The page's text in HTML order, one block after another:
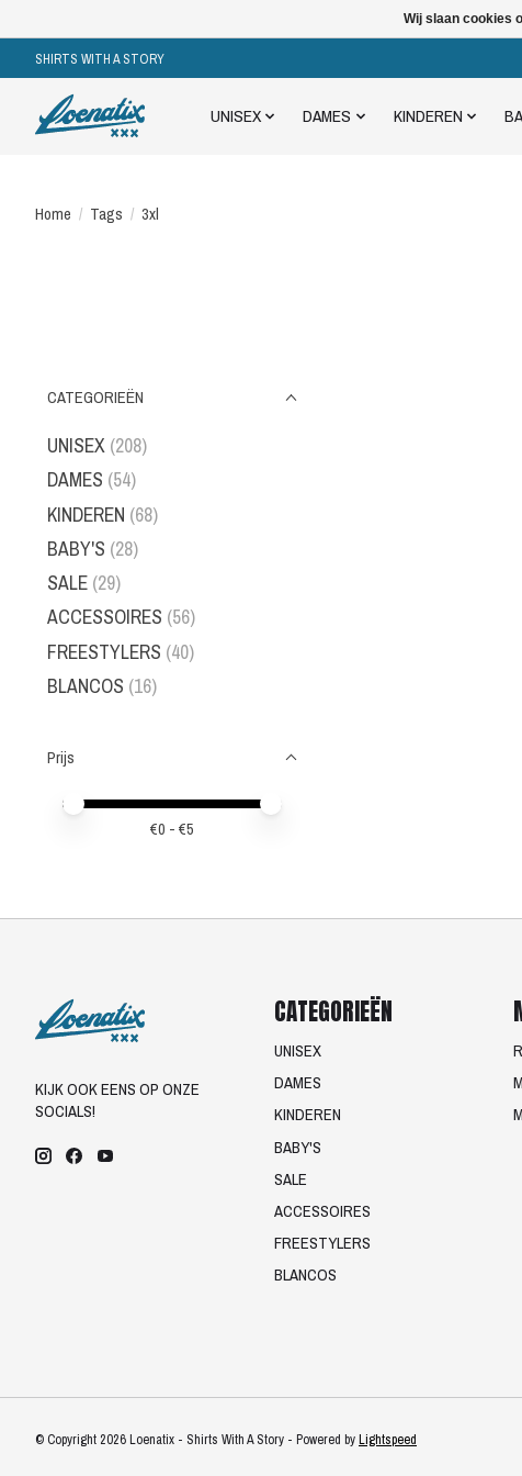
SHIRTS WITH A STORY
UNISEX DAMES KINDEREN
Home / Tags / 3xl
CATEGORIEËN
UNISEX (208)
DAMES (54)
KINDEREN (68)
BABY'S (28)
SALE (29)
ACCESSOIRES (56)
FREESTYLERS (40)
BLANCOS (16)
Prijs
Minimale prijswaarde
Price maximum value
€0 - €5
KIJK OOK EENS OP ONZE
SOCIALS!
CATEGORIEËN
UNISEX
DAMES
KINDEREN
BABY'S
SALE
ACCESSOIRES
FREESTYLERS
BLANCOS
© Copyright 2026 Loenatix - Shirts With A Story - Powered byLightspeed
Wij slaan cookies